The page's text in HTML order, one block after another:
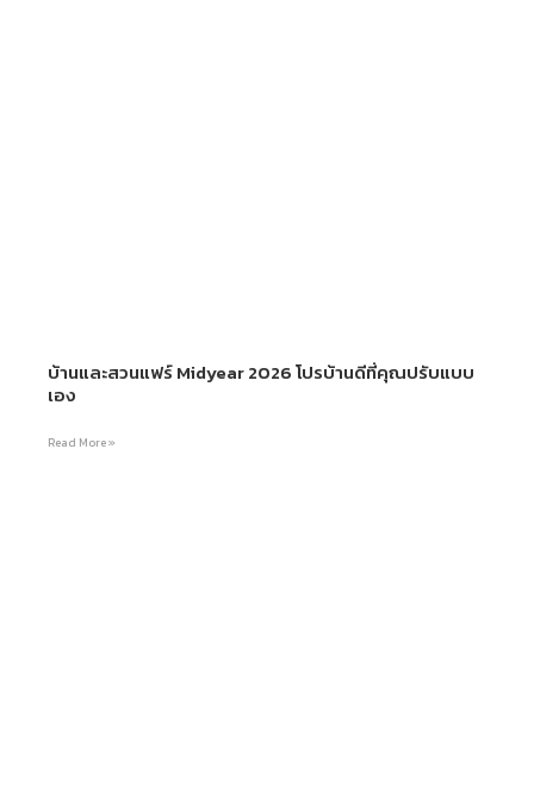
บ้านและสวนแฟร์ Midyear 2026 โปรบ้านดีที่คุณปรับแบบ
เอง
Read More »